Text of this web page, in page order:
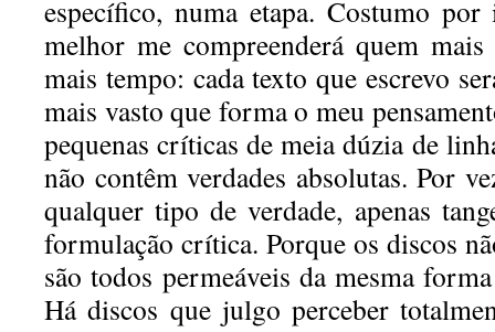
específico, numa etapa. Costumo
melhor me compreenderá quem
mais tempo: cada texto que escrevo
mais vasto que forma o meu
pequenas críticas de meia dúzia de
não contêm verdades absolutas. Por
qualquer tipo de verdade, apenas
formulação crítica. Porque os discos
são todos permeáveis da mesma
Há discos que julgo perceber